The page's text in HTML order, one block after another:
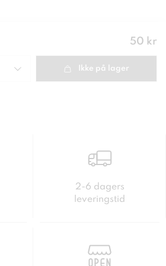
Pris:
50 kr
Ikke på lager
2-6 dagers
leveringstid